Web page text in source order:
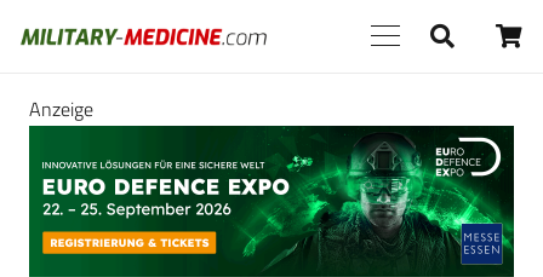
Anzeige